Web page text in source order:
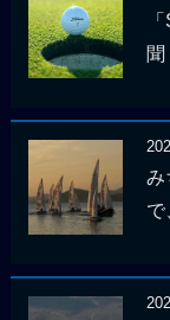
聞
み
で